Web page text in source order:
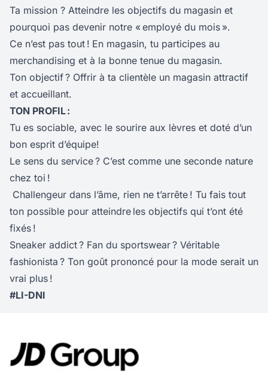
Ta mission ? Atteindre les objectifs du magasin et
pourquoi pas devenir notre « employé du mois ».
Ce n’est pas tout ! En magasin, tu participes au
merchandising et à la bonne tenue du magasin.
Ton objectif ? Offrir à ta clientèle un magasin attractif
et accueillant.
TON PROFIL :
Tu es sociable, avec le sourire aux lèvres et doté d’un
bon esprit d’équipe!
Le sens du service ? C’est comme une seconde nature
chez toi !
Challengeur dans l’âme, rien ne t’arrête ! Tu fais tout
ton possible pour atteindre les objectifs qui t’ont été
fixés !
Sneaker addict ? Fan du sportswear ? Véritable
fashionista ? Ton goût prononcé pour la mode serait un
vrai plus !
#LI-DNI